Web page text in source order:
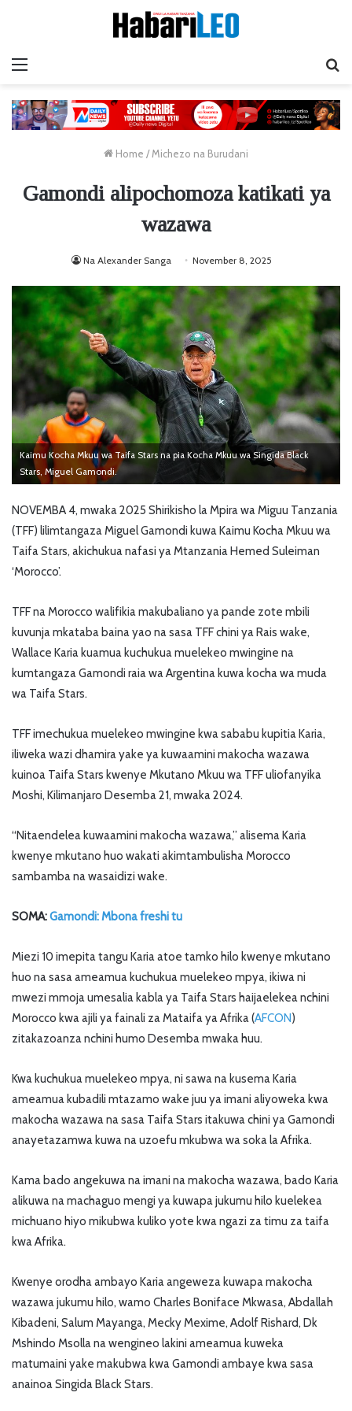
Home /Michezo na Burudani
Gamondi alipochomoza katikati ya
wazawa
Na Alexander Sanga November 8, 2025
Kaimu Kocha Mkuu wa Taifa Stars na pia Kocha Mkuu wa Singida Black
Stars, Miguel Gamondi.
NOVEMBA 4, mwaka 2025 Shirikisho la Mpira wa Miguu Tanzania
(TFF) lilimtangaza Miguel Gamondi kuwa Kaimu Kocha Mkuu wa
Taifa Stars, akichukua nafasi ya Mtanzania Hemed Suleiman
‘Morocco’.
TFF na Morocco walifikia makubaliano ya pande zote mbili
kuvunja mkataba baina yao na sasa TFF chini ya Rais wake,
Wallace Karia kuamua kuchukua muelekeo mwingine na
kumtangaza Gamondi raia wa Argentina kuwa kocha wa muda
wa Taifa Stars.
TFF imechukua muelekeo mwingine kwa sababu kupitia Karia,
iliweka wazi dhamira yake ya kuwaamini makocha wazawa
kuinoa Taifa Stars kwenye Mkutano Mkuu wa TFF uliofanyika
Moshi, Kilimanjaro Desemba 21, mwaka 2024.
“Nitaendelea kuwaamini makocha wazawa,” alisema Karia
kwenye mkutano huo wakati akimtambulisha Morocco
sambamba na wasaidizi wake.
SOMA:Gamondi: Mbona freshi tu
Miezi 10 imepita tangu Karia atoe tamko hilo kwenye mkutano
huo na sasa ameamua kuchukua muelekeo mpya, ikiwa ni
mwezi mmoja umesalia kabla ya Taifa Stars haijaelekea nchini
Morocco kwa ajili ya fainali za Mataifa ya Afrika (AFCON)
zitakazoanza nchini humo Desemba mwaka huu.
Kwa kuchukua muelekeo mpya, ni sawa na kusema Karia
ameamua kubadili mtazamo wake juu ya imani aliyoweka kwa
makocha wazawa na sasa Taifa Stars itakuwa chini ya Gamondi
anayetazamwa kuwa na uzoefu mkubwa wa soka la Afrika.
Kama bado angekuwa na imani na makocha wazawa, bado Karia
alikuwa na machaguo mengi ya kuwapa jukumu hilo kuelekea
michuano hiyo mikubwa kuliko yote kwa ngazi za timu za taifa
kwa Afrika.
Kwenye orodha ambayo Karia angeweza kuwapa makocha
wazawa jukumu hilo, wamo Charles Boniface Mkwasa, Abdallah
Kibadeni, Salum Mayanga, Mecky Mexime, Adolf Rishard, Dk
Mshindo Msolla na wengineo lakini ameamua kuweka
matumaini yake makubwa kwa Gamondi ambaye kwa sasa
anainoa Singida Black Stars.